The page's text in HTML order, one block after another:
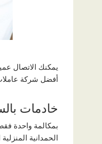
يمكنك الاتصال
أفضل شركة
خادمات
بمكالمة واحدة
الحمدانية